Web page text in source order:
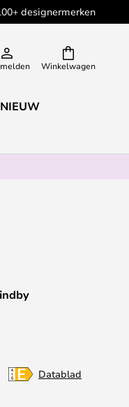
designermerken
Winkelwagen
NIEUW
Datablad